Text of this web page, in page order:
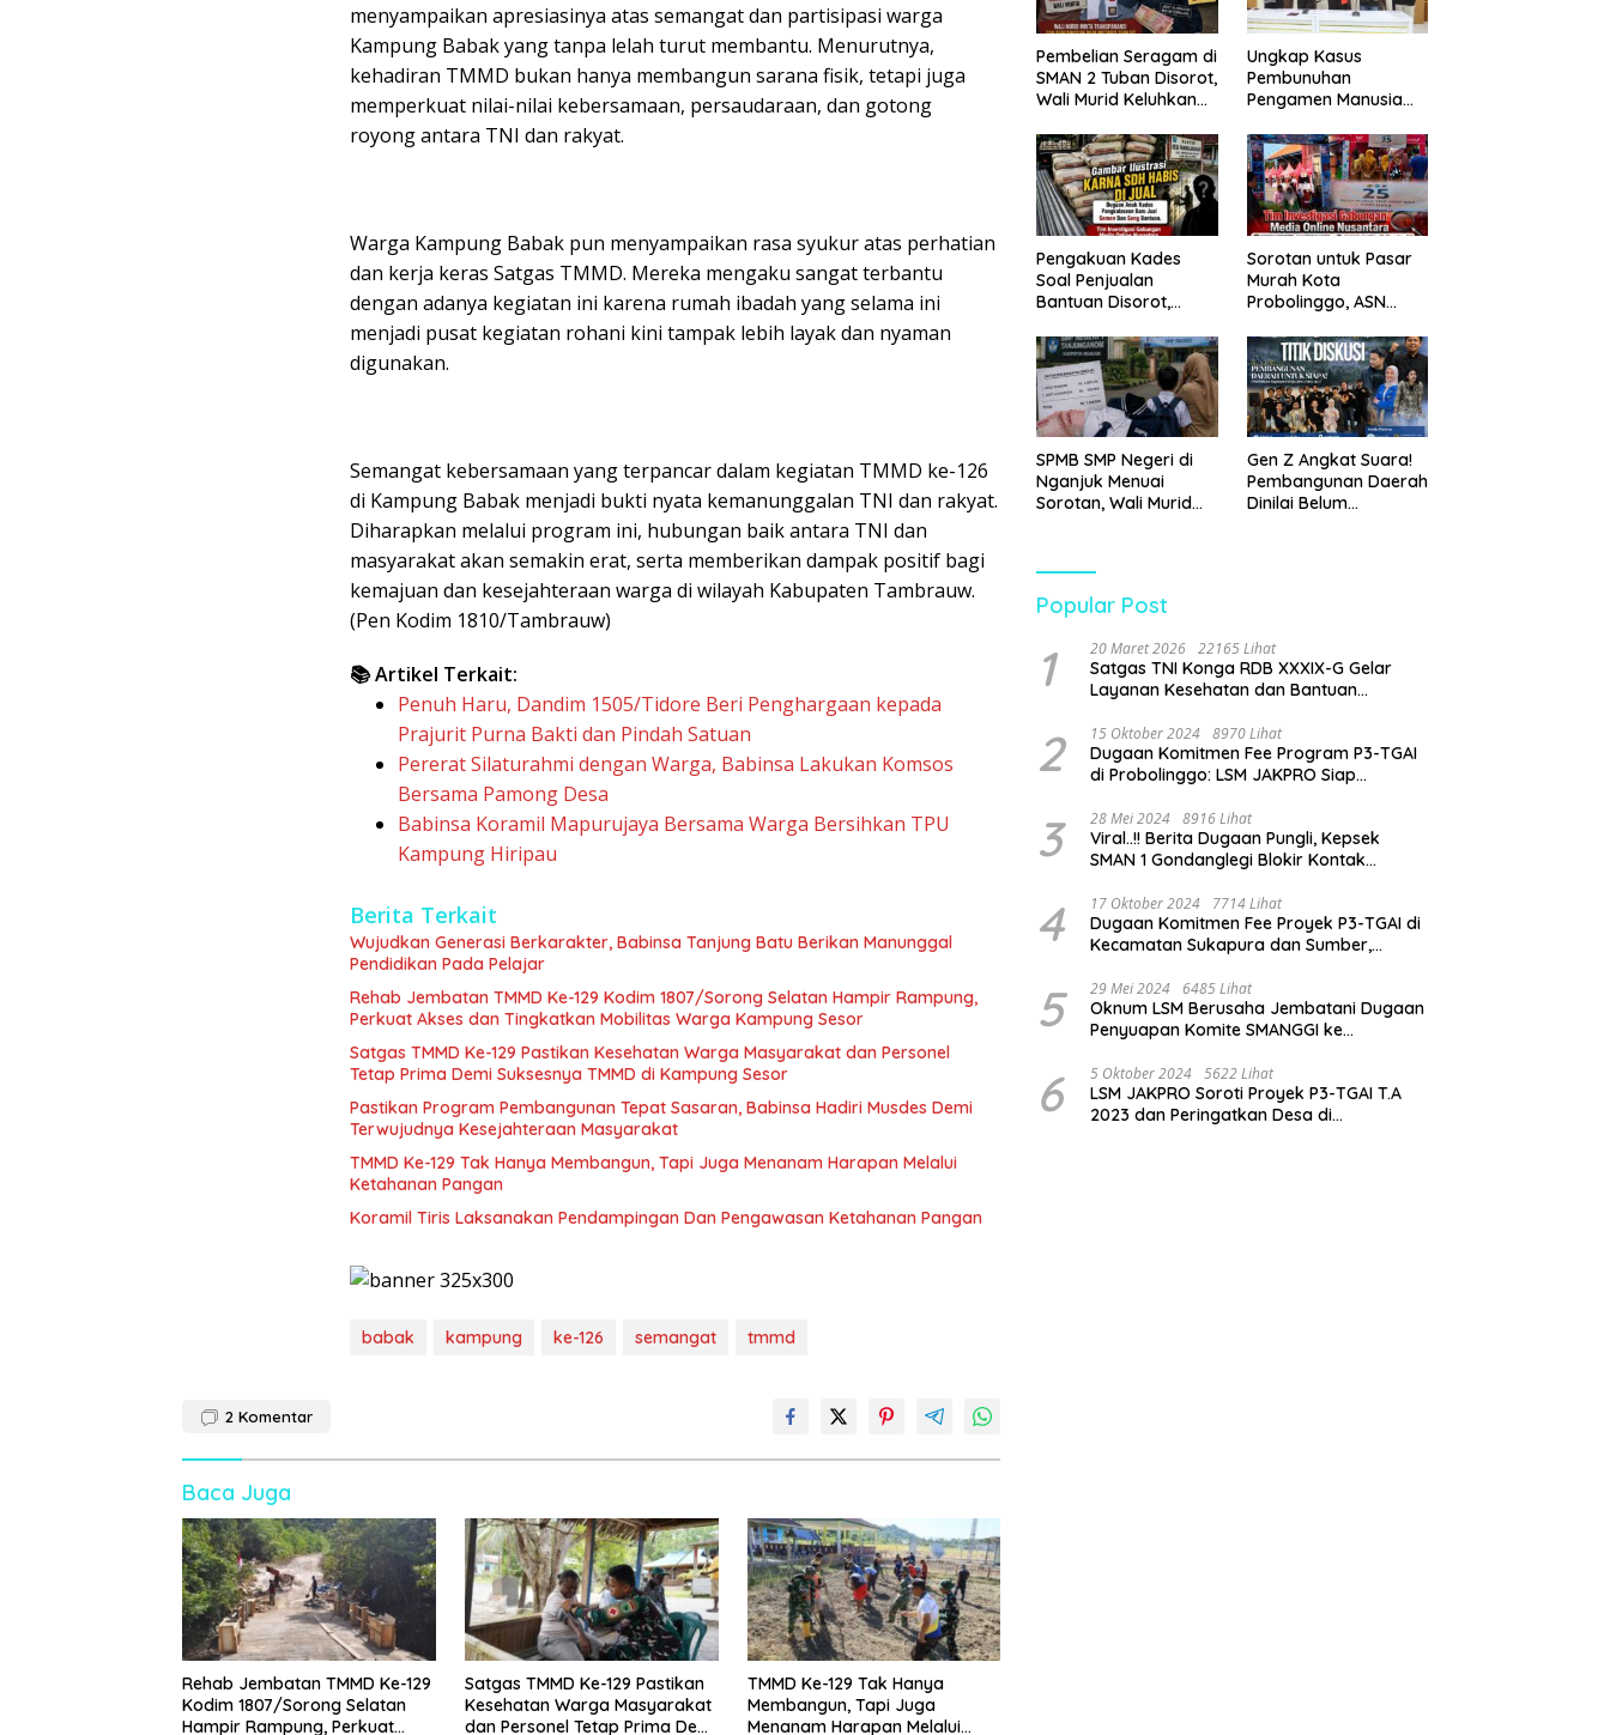
menyampaikan apresiasinya atas semangat dan partisipasi warga
Kampung Babak yang tanpa lelah turut membantu. Menurutnya,
kehadiran TMMD bukan hanya membangun sarana fisik, tetapi juga
memperkuat nilai-nilai kebersamaan, persaudaraan, dan gotong
royong antara TNI dan rakyat.
Warga Kampung Babak pun menyampaikan rasa syukur atas perhatian
dan kerja keras Satgas TMMD. Mereka mengaku sangat terbantu
dengan adanya kegiatan ini karena rumah ibadah yang selama ini
menjadi pusat kegiatan rohani kini tampak lebih layak dan nyaman
digunakan.
Semangat kebersamaan yang terpancar dalam kegiatan TMMD ke-126
di Kampung Babak menjadi bukti nyata kemanunggalan TNI dan rakyat.
Diharapkan melalui program ini, hubungan baik antara TNI dan
masyarakat akan semakin erat, serta memberikan dampak positif bagi
kemajuan dan kesejahteraan warga di wilayah Kabupaten Tambrauw.
(Pen Kodim 1810/Tambrauw)
📚 Artikel Terkait:
Penuh Haru, Dandim 1505/Tidore Beri Penghargaan kepada
Prajurit Purna Bakti dan Pindah Satuan
Pererat Silaturahmi dengan Warga, Babinsa Lakukan Komsos
Bersama Pamong Desa
Babinsa Koramil Mapurujaya Bersama Warga Bersihkan TPU
Kampung Hiripau
Berita Terkait
Wujudkan Generasi Berkarakter, Babinsa Tanjung Batu Berikan Manunggal
Pendidikan Pada Pelajar
Rehab Jembatan TMMD Ke-129 Kodim 1807/Sorong Selatan Hampir Rampung,
Perkuat Akses dan Tingkatkan Mobilitas Warga Kampung Sesor
Satgas TMMD Ke-129 Pastikan Kesehatan Warga Masyarakat dan Personel
Tetap Prima Demi Suksesnya TMMD di Kampung Sesor
Pastikan Program Pembangunan Tepat Sasaran, Babinsa Hadiri Musdes Demi
Terwujudnya Kesejahteraan Masyarakat
TMMD Ke-129 Tak Hanya Membangun, Tapi Juga Menanam Harapan Melalui
Ketahanan Pangan
Koramil Tiris Laksanakan Pendampingan Dan Pengawasan Ketahanan Pangan
babak kampung ke-126 semangat tmmd
2 Komentar
Baca Juga
Rehab Jembatan TMMD Ke-129
Kodim 1807/Sorong Selatan
Hampir Rampung, Perkuat
Satgas TMMD Ke-129 Pastikan
Kesehatan Warga Masyarakat
dan Personel Tetap Prima Demi
TMMD Ke-129 Tak Hanya
Membangun, Tapi Juga
Menanam Harapan Melalui
Pembelian Seragam di
SMAN 2 Tuban Disorot,
Wali Murid Keluhkan
Juta
Ungkap Kasus
Pembunuhan
Pengamen Manusia
Probolinggo Kota
Tangkap Dua Pelaku
Pengakuan Kades
Soal Penjualan
Bantuan Disorot,
Turun Tangan
Sorotan untuk Pasar
Murah Kota
Probolinggo, ASN
Pembeli
SPMB SMP Negeri di
Nganjuk Menuai
Sorotan, Wali Murid
dan Peran
Pendidikan
Gen Z Angkat Suara!
Pembangunan Daerah
Dinilai Belum
Popular Post
1 20 Maret 2026 22165 Lihat
Satgas TNI Konga RDB XXXIX-G Gelar
Layanan Kesehatan dan Bantuan
2 15 Oktober 2024 8970 Lihat
Dugaan Komitmen Fee Program P3-TGAI
di Probolinggo: LSM JAKPRO Siap
3 28 Mei 2024 8916 Lihat
Viral..!! Berita Dugaan Pungli, Kepsek
SMAN 1 Gondanglegi Blokir Kontak
4 17 Oktober 2024 7714 Lihat
Dugaan Komitmen Fee Proyek P3-TGAI di
Kecamatan Sukapura dan Sumber,
Sikap
5 29 Mei 2024 6485 Lihat
Oknum LSM Berusaha Jembatani Dugaan
Penyuapan Komite SMANGGI ke
Juta
6 5 Oktober 2024 5622 Lihat
LSM JAKPRO Soroti Proyek P3-TGAI T.A
2023 dan Peringatkan Desa di